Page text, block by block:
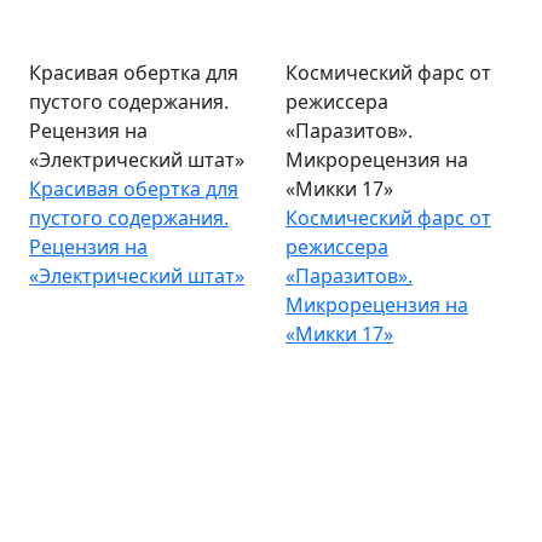
Красивая обертка для
пустого содержания.
Рецензия на
«Электрический штат»
Красивая обертка для
пустого содержания.
Рецензия на
«Электрический штат»
Космический фарс от
режиссера
«Паразитов».
Микрорецензия на
«Микки 17»
Космический фарс от
режиссера
«Паразитов».
Микрорецензия на
«Микки 17»